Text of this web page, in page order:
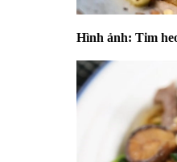
Hình ảnh: Tim